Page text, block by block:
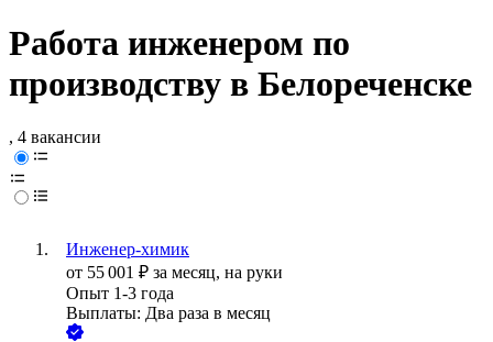
Работа инженером по
производству в Белореченске
, 4 вакансии
Инженер-химик
от 55 001 ₽ за месяц, на руки
Опыт 1-3 года
Выплаты: Два раза в месяц